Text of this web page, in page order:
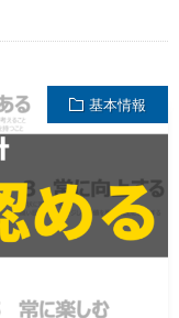
基本情報